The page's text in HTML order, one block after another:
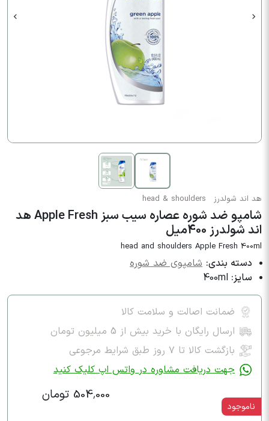
هد اند شولدرز head & shoulders
شامپو ضد شوره عصاره سیب سبز Apple Fresh هد
اند شولدرز 400میل
head and shoulders Apple Fresh 400ml
دسته بندی: شامپوی ضد شوره
سایز: 400ml
ضمانت اصالت و سلامت کالا
ارسال رایگان با خرید بیش از 5 میلیون تومان
بازگشت کالا تا ۷ روز طبق شرایط مرجوعی
جهت دریافت مشاوره در واتس اپ کلیک کنید
504,000 تومان
ناموجود